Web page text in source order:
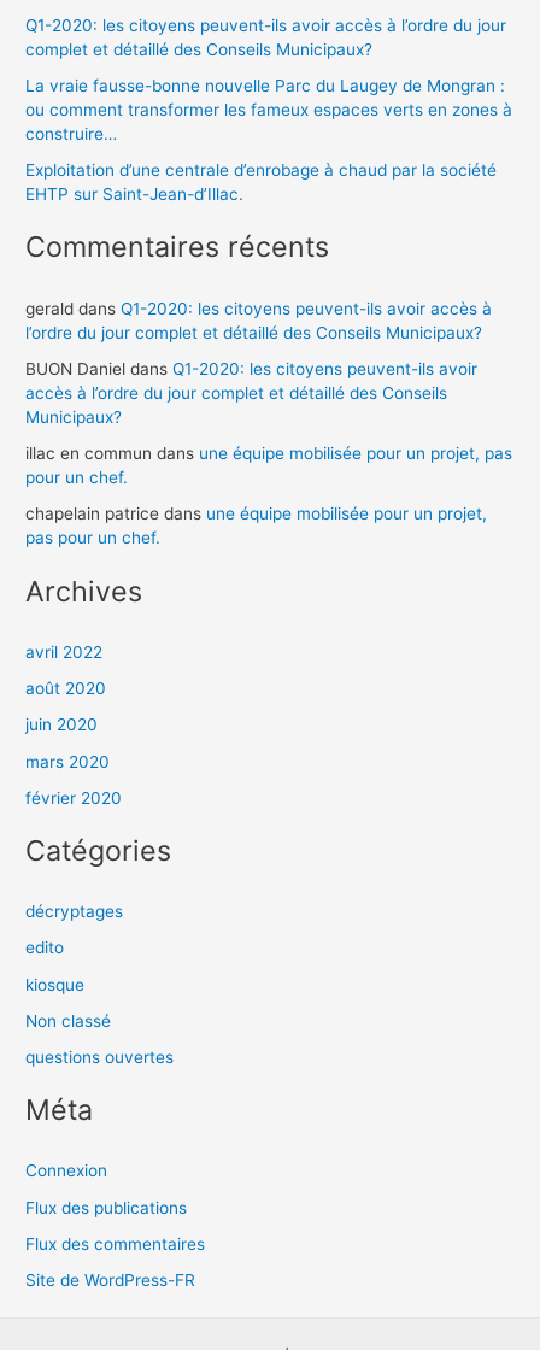
e
r
:
Q1-2020: les citoyens peuvent-ils avoir accès à l’ordre du jour
complet et détaillé des Conseils Municipaux?
La vraie fausse-bonne nouvelle Parc du Laugey de Mongran :
ou comment transformer les fameux espaces verts en zones à
construire…
Exploitation d’une centrale d’enrobage à chaud par la société
EHTP sur Saint-Jean-d’Illac.
Commentaires récents
gerald dansQ1-2020: les citoyens peuvent-ils avoir accès à
l’ordre du jour complet et détaillé des Conseils Municipaux?
BUON Daniel dansQ1-2020: les citoyens peuvent-ils avoir
accès à l’ordre du jour complet et détaillé des Conseils
Municipaux?
illac en commun dans une équipe mobilisée pour un projet, pas
pour un chef.
chapelain patrice dans une équipe mobilisée pour un projet,
pas pour un chef.
Archives
avril 2022
août 2020
juin 2020
mars 2020
février 2020
Catégories
décryptages
edito
kiosque
Non classé
questions ouvertes
Méta
Connexion
Flux des publications
Flux des commentaires
Site de WordPress-FR